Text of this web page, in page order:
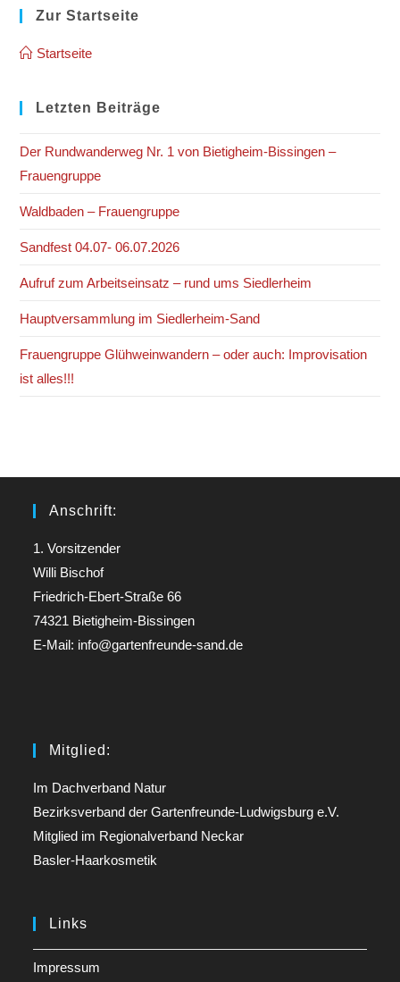
Zur Startseite
Startseite
Letzten Beiträge
Der Rundwanderweg Nr. 1 von Bietigheim-Bissingen –
Frauengruppe
Waldbaden – Frauengruppe
Sandfest 04.07- 06.07.2026
Aufruf zum Arbeitseinsatz – rund ums Siedlerheim
Hauptversammlung im Siedlerheim-Sand
Frauengruppe Glühweinwandern – oder auch: Improvisation
ist alles!!!
Anschrift:
1. Vorsitzender
Willi Bischof
Friedrich-Ebert-Straße 66
74321 Bietigheim-Bissingen
E-Mail: info@gartenfreunde-sand.de
Mitglied:
Im Dachverband Natur
Bezirksverband der Gartenfreunde-Ludwigsburg e.V.
Mitglied im Regionalverband Neckar
Basler-Haarkosmetik
Links
Impressum